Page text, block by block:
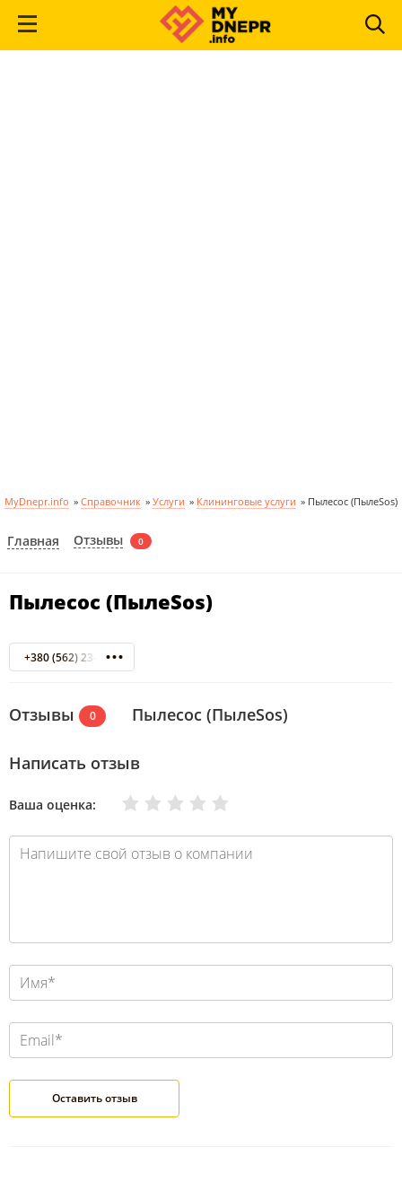
MyDnepr.info » Справочник » Услуги » Клининговые услуги » Пылесос (ПылеSos)
Главная Отзывы 0
Пылесос (ПылеSos)
+380 (562) 23-08-14
Отзывы 0 Пылесос (ПылеSos)
Написать отзыв
Ваша оценка: Отлично
Хорошо
Нормально
Плохо
Очень плохо